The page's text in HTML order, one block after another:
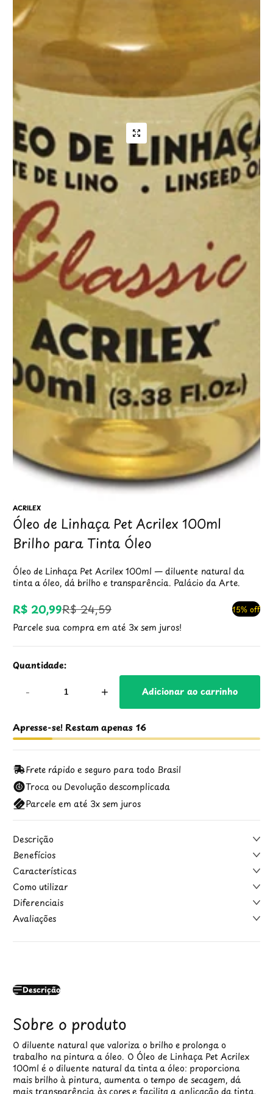
1/1
ACRILEX
Óleo de Linhaça Pet Acrilex 100ml
Brilho para Tinta Óleo
Óleo de Linhaça Pet Acrilex 100ml — diluente natural da
tinta a óleo, dá brilho e transparência. Palácio da Arte.
Preço
promocional
R$ 20,99
Preço
regular
R$ 24,59 15% off
Parcele sua compra em até 3x sem juros!
Quantidade:
- + Adicionar ao carrinho
Apresse-se! Restam apenas 16
Frete rápido e seguro para todo Brasil
Troca ou Devolução descomplicada
Parcele em até 3x sem juros
Descrição
Benefícios
Características
Como utilizar
Diferenciais
Avaliações
Descrição
Sobre o produto
O diluente natural que valoriza o brilho e prolonga o
trabalho na pintura a óleo. O Óleo de Linhaça Pet Acrilex
100ml é o diluente natural da tinta a óleo: proporciona
mais brilho à pintura, aumenta o tempo de secagem, dá
mais transparência às cores e facilita a aplicação da tinta.